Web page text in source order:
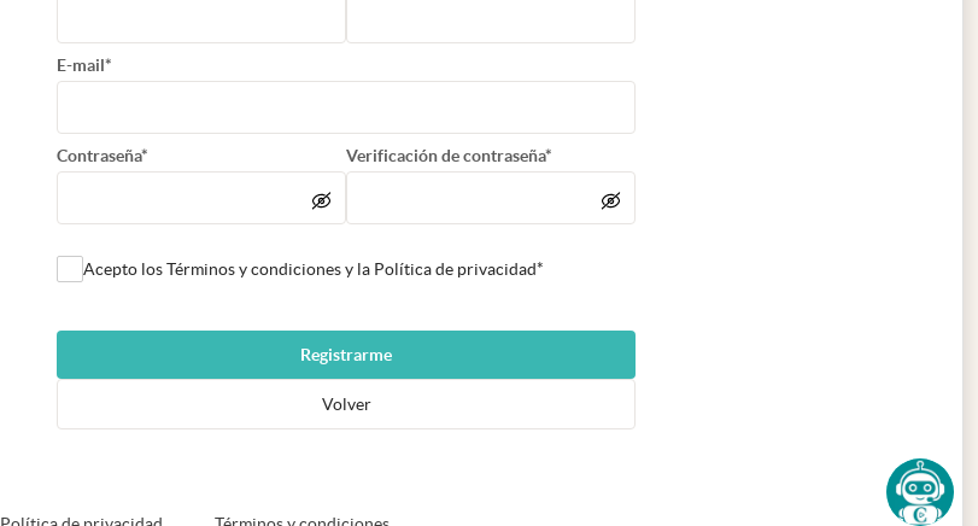
E-mail*
Contraseña* Verificación de contraseña*
Acepto los Términos y condiciones y la Política de privacidad*
Registrarme
Volver